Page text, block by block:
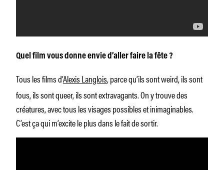
Quel film vous donne envie d’aller faire la fête ?
Tous les films d’Alexis Langlois, parce qu’ils sont weird, ils sont
fous, ils sont queer, ils sont extravagants. On y trouve des
créatures, avec tous les visages possibles et inimaginables.
C’est ça qui m’excite le plus dans le fait de sortir.